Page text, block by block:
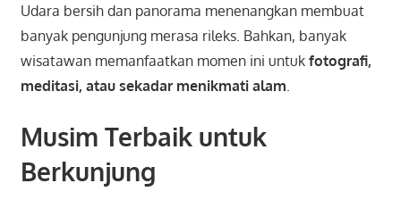
Udara bersih dan panorama menenangkan membuat
banyak pengunjung merasa rileks. Bahkan, banyak
wisatawan memanfaatkan momen ini untuk fotografi,
meditasi, atau sekadar menikmati alam
Musim Terbaik untuk
Berkunjung